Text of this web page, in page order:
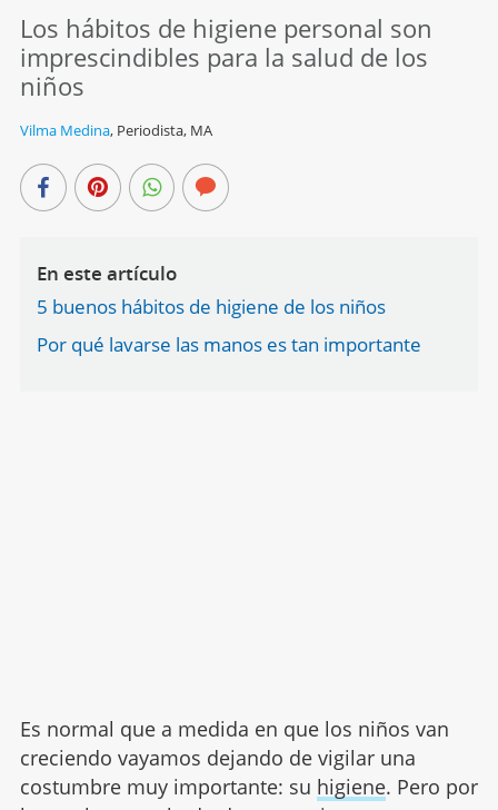
Los hábitos de higiene personal son
imprescindibles para la salud de los
niños
Vilma Medina, Periodista, MA
En este artículo
5 buenos hábitos de higiene de los niños
Por qué lavarse las manos es tan importante
Es normal que a medida en que los niños van
creciendo vayamos dejando de vigilar una
costumbre muy importante: su higiene. Pero por